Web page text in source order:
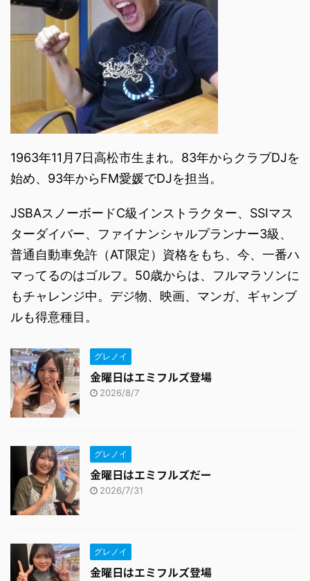
1963年11月7日高松市生まれ。83年からクラブDJを
始め、93年からFM愛媛でDJを担当。
JSBAスノーボードC級インストラクター、SSIマス
ターダイバー、ファイナンシャルプランナー3級、
普通自動車免許（AT限定）資格をもち、今、一番ハ
マってるのはゴルフ。50歳からは、フルマラソンに
もチャレンジ中。デジ物、映画、マンガ、ギャンブ
ルも得意種目。
グレノイ
金曜日はエミフルズ登場
2026/8/7
グレノイ
金曜日はエミフルズだー
2026/7/31
グレノイ
金曜日はエミフルズ登場